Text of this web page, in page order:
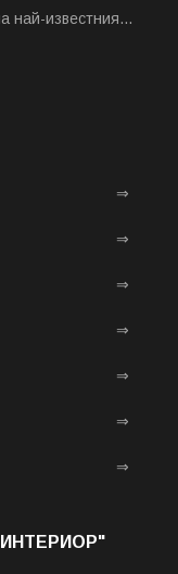
най-известния...
⇒
⇒
⇒
⇒
⇒
⇒
⇒